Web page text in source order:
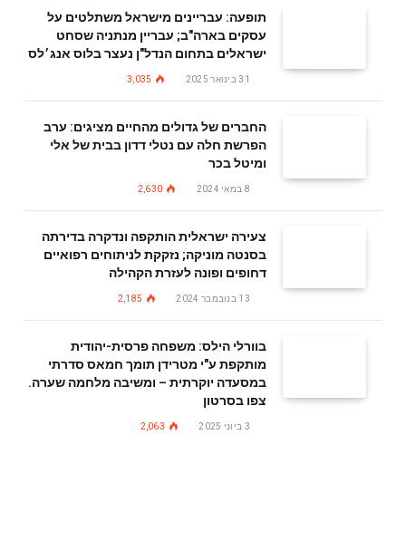
תופעה: עבריינים מישראל משתלטים על
עסקים בארה"ב; עבריין מנתניה שסחט
ישראלים בתחום הנדל"ן נעצר בלוס אנג׳לס
31 בינואר 2025 3,035
החברים של גדולים מהחיים מציגים: ערב
הפרשת חלה עם נטלי דדון בבית של אלי
ומיטל בכר
8 במאי 2024 2,630
צעירה ישראלית הותקפה ונדקרה בדירתה
בסנטה מוניקה; נזקקת לניתוחים רפואיים
דחופים ופונה לעזרת הקהילה
13 בנובמבר 2024 2,185
בוורלי הילס: משפחה פרסית-יהודית
מותקפת ע"י מטרידן תומך חמאס סדרתי
במסעדה יוקרתית – ומשיבה מלחמה שערה.
צפו בסרטון
3 ביוני 2025 2,063